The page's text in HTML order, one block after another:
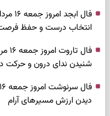
انتخاب درست و حفظ
شنیدن ندای درون و حرکت
دیدن ارزش مسیرهای آرام